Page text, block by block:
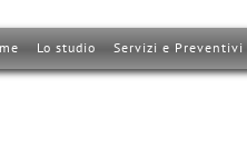
Lo studio Servizi e Preventivi